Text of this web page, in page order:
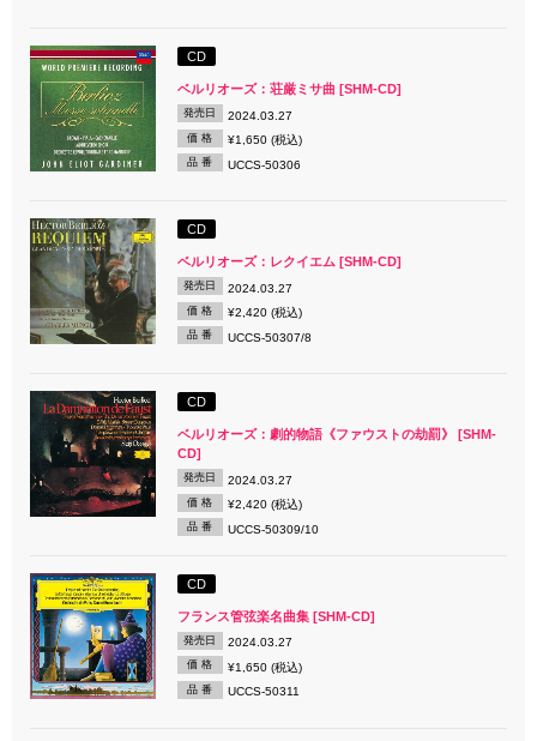
CD
ベルリオーズ：荘厳ミサ曲 [SHM-CD]
発売日 2024.03.27
価 格 ¥1,650 (税込)
品 番 UCCS-50306
CD
ベルリオーズ：レクイエム [SHM-CD]
発売日 2024.03.27
価 格 ¥2,420 (税込)
品 番 UCCS-50307/8
CD
ベルリオーズ：劇的物語《ファウストの劫罰》 [SHM-
CD]
発売日 2024.03.27
価 格 ¥2,420 (税込)
品 番 UCCS-50309/10
CD
フランス管弦楽名曲集 [SHM-CD]
発売日 2024.03.27
価 格 ¥1,650 (税込)
品 番 UCCS-50311